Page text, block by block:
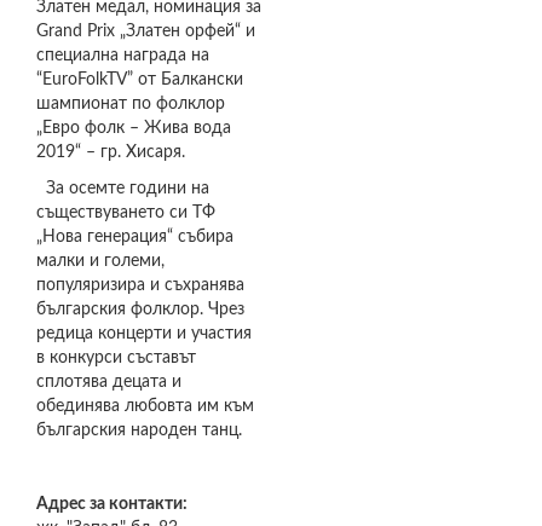
Златен медал, номинация за
Grand Prix „Златен орфей“ и
специална награда на
“EuroFolkTV” от Балкански
шампионат по фолклор
„Евро фолк – Жива вода
2019“ – гр. Хисаря.
За осемте години на
съществуването си ТФ
„Нова генерация“ събира
малки и големи,
популяризира и съхранява
българския фолклор. Чрез
редица концерти и участия
в конкурси съставът
сплотява децата и
обединява любовта им към
българския народен танц.
Адрес за контакти: